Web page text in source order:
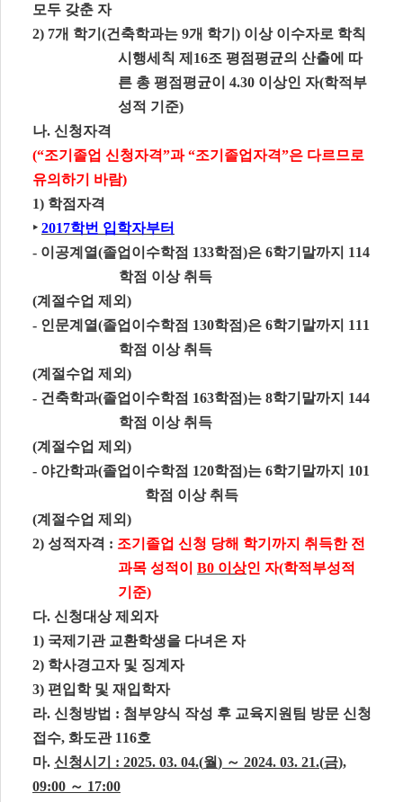
모두 갖춘 자
2) 7개 학기 (건축학과는 9개 학기 ) 이상 이수자로 학칙
시행세칙 제 16조 평점평균의 산출에 따
른 총 평점평균이 4.30 이상인 자(학적부
성적 기준)
나. 신청자격
(“조기졸업 신청자격”과“조기졸업자격”은 다르므로
유의하기 바람)
1) 학점자격
‣ 2017학번 입학자부터
- 이공계열(졸업이수학점 133학점)은 6학기말까지 114
학점 이상 취득
(계절수업 제외 )
- 인문계열(졸업이수학점 130학점)은 6학기말까지 111
학점 이상 취득
(계절수업 제외 )
- 건축학과(졸업이수학점 163학점)는 8학기말까지 144
학점 이상 취득
(계절수업 제외 )
- 야간학과(졸업이수학점 120학점)는 6학기말까지 101
학점 이상 취득
(계절수업 제외 )
2) 성적자격 : 조기졸업 신청 당해 학기까지 취득한 전
과목 성적이B0 이상인 자(학적부성적
기준)
다. 신청대상 제외자
1) 국제기관 교환학생을 다녀온 자
2) 학사경고자 및 징계자
3) 편입학 및 재입학자
라. 신청방법 : 첨부양식 작성 후 교육지원팀 방문 신청
접수, 화도관 116호
마. 신청시기 : 2025. 03. 04.(월) ～ 2024. 03. 21.(금),
09:00 ～ 17:00